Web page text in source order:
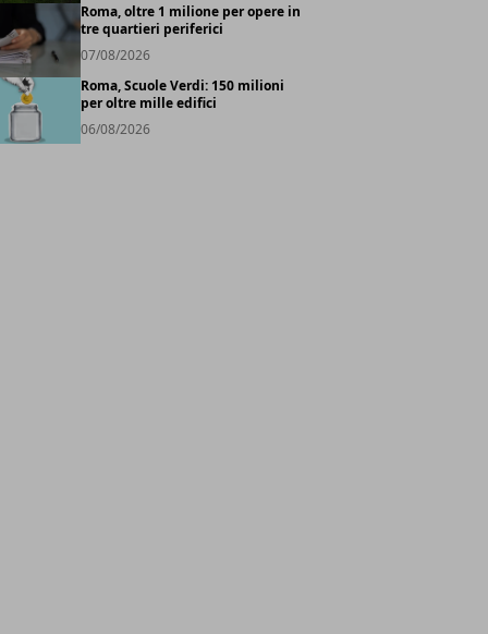
Roma, oltre 1 milione per opere in
tre quartieri periferici
07/08/2026
Roma, Scuole Verdi: 150 milioni
per oltre mille edifici
06/08/2026